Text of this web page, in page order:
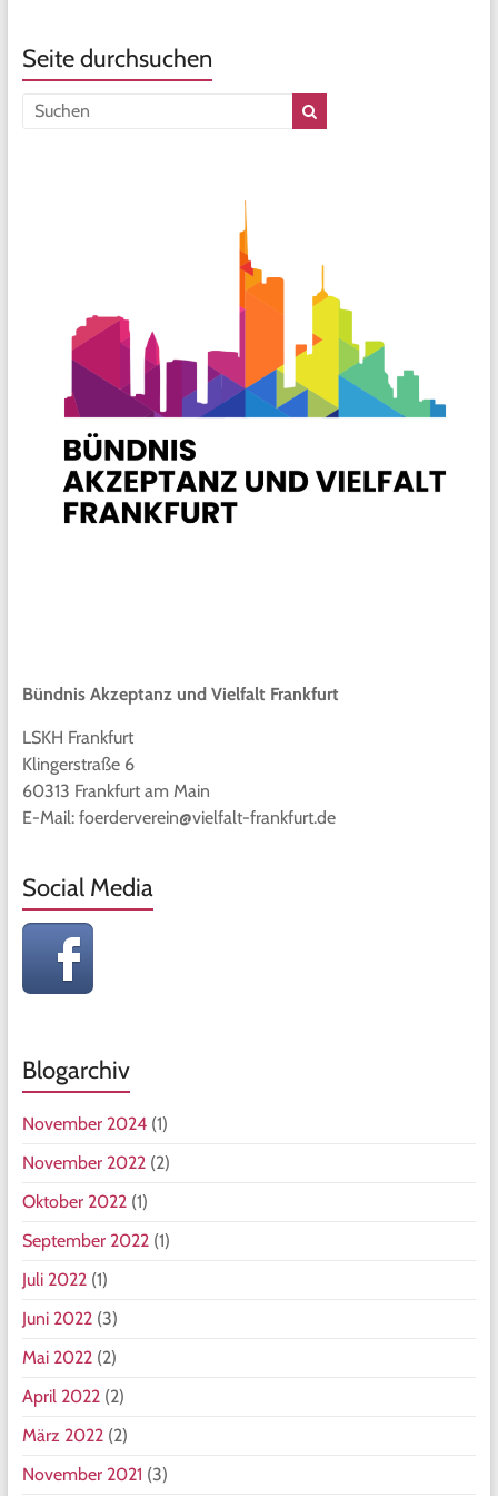
Seite durchsuchen
Bündnis Akzeptanz und Vielfalt Frankfurt
LSKH Frankfurt
Klingerstraße 6
60313 Frankfurt am Main
E-Mail: foerderverein@vielfalt-frankfurt.de
Social Media
Blogarchiv
November 2024(1)
November 2022(2)
Oktober 2022(1)
September 2022(1)
Juli 2022(1)
Juni 2022(3)
Mai 2022(2)
April 2022(2)
März 2022(2)
November 2021 (3)